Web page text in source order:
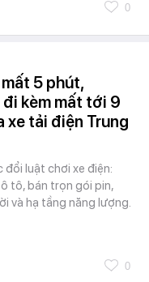
0
5 phút,
kèm mất tới 9
xe tải điện Trung
đổi luật chơi xe điện:
tô, bán trọn gói pin,
và hạ tầng năng lượng.
0